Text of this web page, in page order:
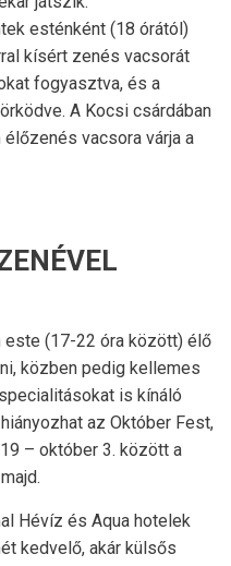
esténként (18 órától)
kísért zenés vacsorát
fogyasztva, és a
A Kocsi csárdában
vacsora várja a
este (17-22 óra között) élő
közben pedig kellemes
is kínáló
az Október Fest,
– október 3. között a
Hévíz és Aqua hotelek
kedvelő, akár külsős